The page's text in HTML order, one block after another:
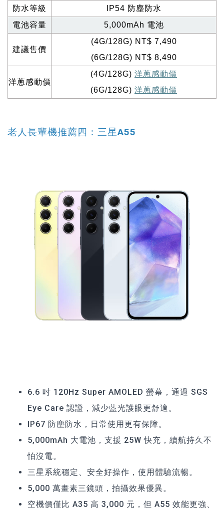
防水等級
IP54 防塵防水
電池容量
5,000mAh 電池
建議售價
(4G/128G) NT$ 7,490
(6G/128G) NT$ 8,490
洋蔥感動價
(4G/128G) 洋蔥感動價
(6G/128G) 洋蔥感動價
老人長輩機推薦四：三星A55
6.6 吋 120Hz Super AMOLED 螢幕，通過 SGS
Eye Care 認證，減少藍光護眼更舒適。
IP67 防塵防水，日常使用更有保障。
5,000mAh 大電池，支援 25W 快充，續航持久不
怕沒電。
三星系統穩定、安全好操作，使用體驗流暢。
5,000 萬畫素三鏡頭，拍攝效果優異。
空機價僅比 A35 高 3,000 元，但 A55 效能更強、